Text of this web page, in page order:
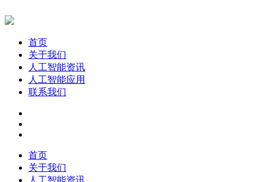
首页
关于我们
人工智能资讯
人工智能应用
联系我们
首页
关于我们
人工智能资讯